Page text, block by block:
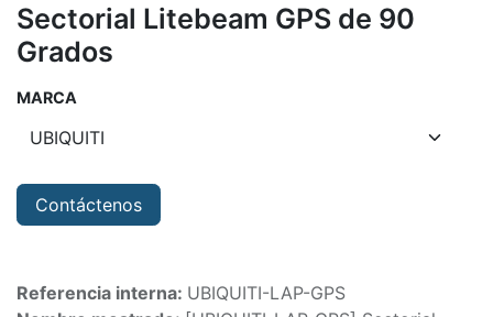
Sectorial Litebeam GPS de 90
Grados
MARCA
Contáctenos
Referencia interna: UBIQUITI-LAP-GPS